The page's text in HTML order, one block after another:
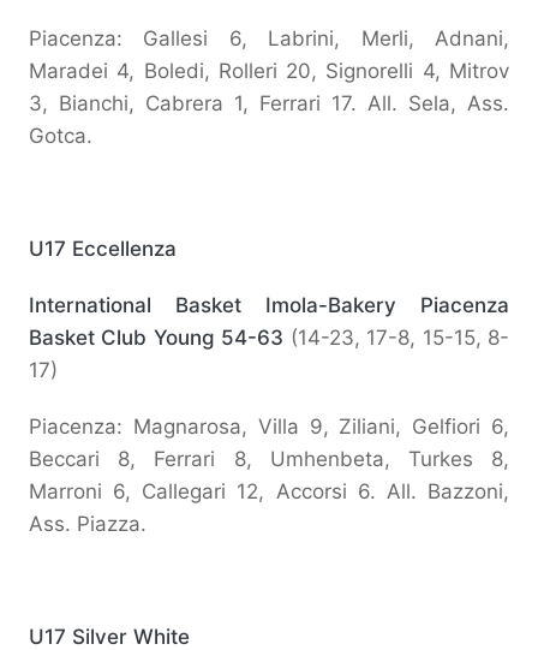
Piacenza: Gallesi 6, Labrini, Merli, Adnani,
Maradei 4, Boledi, Rolleri 20, Signorelli 4, Mitrov
3, Bianchi, Cabrera 1, Ferrari 17. All. Sela, Ass.
Gotca.
U17 Eccellenza
International Basket Imola-Bakery Piacenza
Basket Club Young 54-63 (14-23, 17-8, 15-15, 8-
17)
Piacenza: Magnarosa, Villa 9, Ziliani, Gelfiori 6,
Beccari 8, Ferrari 8, Umhenbeta, Turkes 8,
Marroni 6, Callegari 12, Accorsi 6. All. Bazzoni,
Ass. Piazza.
U17 Silver White